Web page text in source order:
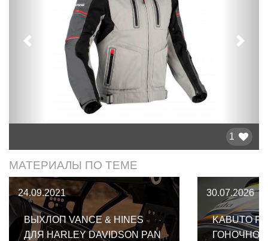
Предыдущий
1
МАТЕРИАЛЫ ПО ТЕМЕ
24.09.2021
ВЫХЛОП VANCE & HINES
ДЛЯ HARLEY DAVIDSON PAN
30.07.2026
KABUTO F-